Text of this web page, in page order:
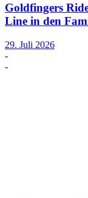
Goldfingers
Line in den
29. Juli 2026
-
-